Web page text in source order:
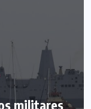
militares